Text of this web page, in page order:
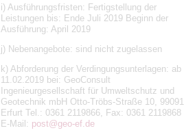
i) Ausführungsfristen: Fertigstellung der
Leistungen bis: Ende Juli 2019 Beginn der
Ausführung: April 2019
j) Nebenangebote: sind nicht zugelassen
k) Abforderung der Verdingungsunterlagen: ab
11.02.2019 bei: GeoConsult
Ingenieurgesellschaft für Umweltschutz und
Geotechnik mbH Otto-Tröbs-Straße 10, 99091
Erfurt Tel.: 0361 2119866, Fax: 0361 2119868
E-Mail: post@geo-ef.de